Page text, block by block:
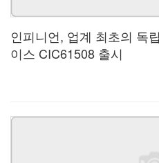
인피니언, 업계 최초의 독
이스 CIC61508 출시